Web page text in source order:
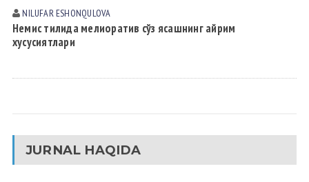
NILUFAR ESHONQULOVА
Немис тилида мелиоратив сўз ясашнинг айрим
хусусиятлари
JURNAL HAQIDA